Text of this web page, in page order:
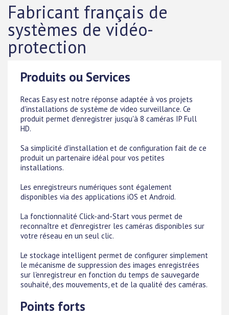
Fabricant français de
systèmes de vidéo-
protection
Produits ou Services
Recas Easy est notre réponse adaptée à vos projets
d'installations de système de video surveillance. Ce
produit permet d'enregistrer jusqu'à 8 caméras IP Full
HD.
Sa simplicité d'installation et de configuration fait de ce
produit un partenaire idéal pour vos petites
installations.
Les enregistreurs numériques sont également
disponibles via des applications iOS et Android.
La fonctionnalité Click-and-Start vous permet de
reconnaître et d'enregistrer les caméras disponibles sur
votre réseau en un seul clic.
Le stockage intelligent permet de configurer simplement
le mécanisme de suppression des images enregistrées
sur l'enregistreur en fonction du temps de sauvegarde
souhaité, des mouvements, et de la qualité des caméras.
Points forts